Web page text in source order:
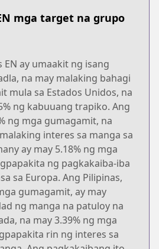
mga target na grupo
EN ay umaakit ng isang
na may malaking bahagi
mula sa Estados Unidos, na
ng kabuuang trapiko. Ang
ng mga gumagamit, na
interes sa manga sa
ay may 5.18% ng mga
ng pagkakaiba-iba
sa Europa. Ang Pilipinas,
gumagamit, ay may
ng manga na patuloy na
na may 3.39% ng mga
rin ng interes sa